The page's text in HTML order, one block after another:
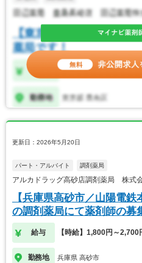
更新日：2026年5月20日
パート・アルバイト 調剤薬局
アルカドラッグ高砂店調剤薬局 株式
【兵庫県高砂市／山陽電
の調剤薬局にて薬剤師の募
給与 【時給】1,800円～2,700
勤務地 兵庫県 高砂市